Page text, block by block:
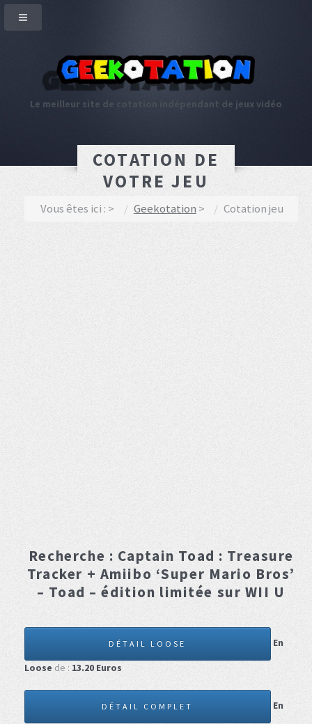
Le meilleur site de cotation indépendant de jeux vidéo
COTATION DE
VOTRE JEU
Vous êtes ici : Geekotation Cotation jeu
Recherche : Captain Toad : Treasure
Tracker + Amiibo ‘Super Mario Bros’
– Toad – édition limitée sur WII U
DÉTAIL LOOSE
En
Loose de : 13.20 Euros
DÉTAIL COMPLET
En